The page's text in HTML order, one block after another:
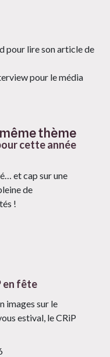
pour lire son article de
pour le média
thème
cette année
et cap sur une
de
!
en fête
images sur le
estival, le CRiP